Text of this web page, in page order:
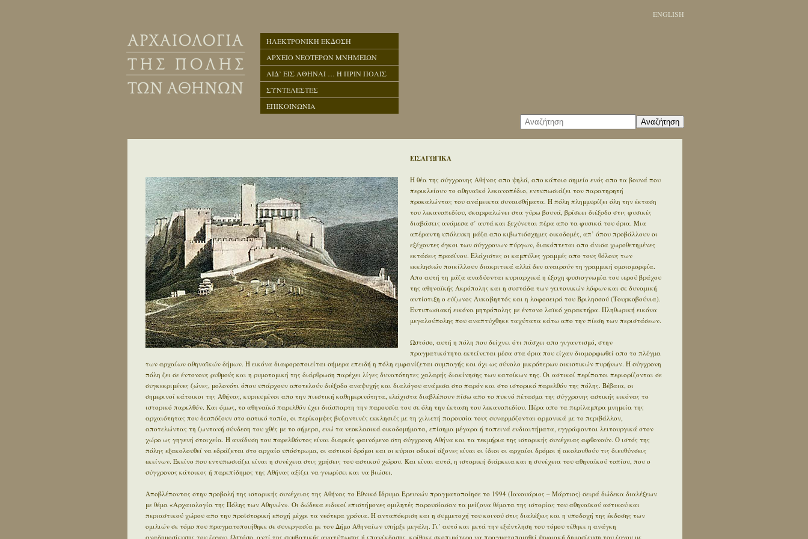
ENGLISH
ΗΛΕΚΤΡΟΝΙΚΗ ΕΚΔΟΣΗ
ΑΡΧΕΙΟ ΝΕΟΤΕΡΩΝ ΜΝΗΜΕΙΩΝ
ΑΙΔ’ ΕΙΣ ΑΘΗΝΑΙ … Η ΠΡΙΝ ΠΟΛΙΣ
ΣΥΝΤΕΛΕΣΤΕΣ
ΕΠΙΚΟΙΝΩΝΙΑ
Αναζήτηση
ΕΙΣΑΓΩΓΙΚΑ
Η θέα της σύγχρονης Αθήνας απο ψηλά, απο κάποιο σημείο ενός απο τα βουνά που
περικλείουν το αθηναϊκό λεκανοπέδιο, εντυπωσιάζει τον παρατηρητή
προκαλώντας του ανάμεικτα συναισθήματα. Η πόλη πλημμυρίζει όλη την έκταση
του λεκανοπεδίου, σκαρφαλώνει στα γύρω βουνά, βρίσκει διέξοδο στις φυσικές
διαβάσεις ανάμεσα σ’ αυτά και ξεχύνεται πέρα απο τα φυσικά του όρια. Μια
απέραντη υπόλευκη μάζα απο κιβωτιόσχημες οικοδομές, απ’ όπου προβάλλουν οι
εξέχοντες όγκοι των σύγχρονων πύργων, διακόπτεται απο άνισα χωροθετημένες
εκτάσεις πρασίνου. Ελάχιστες οι καμπύλες γραμμές απο τους θόλους των
εκκλησιών ποικίλλουν διακριτικά αλλά δεν αναιρούν τη γραμμική ομοιομορφία.
Απο αυτή τη μάζα αναδύονται κυριαρχικά η έξοχη φυσιογνωμία του ιερού βράχου
της αθηναϊκής Ακρόπολης και η συστάδα των γειτονικών λόφων και σε δυναμική
αντίστιξη ο εύζωνος Λυκαβηττός και η λοφοσειρά του Βριλησσού (Τουρκοβούνια).
Εντυπωσιακή εικόνα μητρόπολης με έντονο λαϊκό χαρακτήρα. Πληθωρική εικόνα
μεγαλούπολης που αναπτύχθηκε ταχύτατα κάτω απο την πίεση των περιστάσεων.
Ωστόσο, αυτή η πόλη που δείχνει ότι πάσχει απο γιγαντισμό, στην
πραγματικότητα εκτείνεται μέσα στα όρια που είχαν διαμορφωθεί απο το πλέγμα
των αρχαίων αθηναϊκών δήμων. Η εικόνα διαφοροποιείται σήμερα επειδή η πόλη εμφανίζεται συμπαγής και όχι ως σύνολο μικρότερων οικιστικών πυρήνων. Η σύγχρονη
πόλη ζει σε έντονους ρυθμούς και η ρυμοτομική της διάρθρωση παρέχει λίγες δυνατότητες χαλαρής διακίνησης των κατοίκων της. Οι αστικοί περίπατοι περιορίζονται σε
συγκεκριμένες ζώνες, μολονότι όπου υπάρχουν αποτελούν διέξοδο αναψυχής και διαλόγου ανάμεσα στο παρόν και στο ιστορικό παρελθόν της πόλης. Βέβαια, οι
σημερινοί κάτοικοι της Αθήνας, κυριευμένοι απο την πιεστική καθημερινότητα, ελάχιστα διαβλέπουν πίσω απο το πυκνό πέτασμα της σύγχρονης αστικής εικόνας το
ιστορικό παρελθόν. Και όμως, το αθηναϊκό παρελθόν έχει διάσπαρτη την παρουσία του σε όλη την έκταση του λεκανοπεδίου. Πέρα απο τα περίλαμπρα μνημεία της
αρχαιότητας που δεσπόζουν στο αστικό τοπίο, οι περίκομψες βυζαντινές εκκλησιές με τη χιλιετή παρουσία τους συναρμόζονται αρμονικά με το περιβάλλον,
αποτελώντας τη ζωντανή σύνδεση του χθές με το σήμερα, ενώ τα νεοκλασικά οικοδομήματα, επίσημα μέγαρα ή ταπεινά ενδιαιτήματα, εγγράφονται λειτουργικά στον
χώρο ως γηγενή στοιχεία. Η ανάδυση του παρελθόντος είναι διαρκές φαινόμενο στη σύγχρονη Αθήνα και τα τεκμήρια της ιστορικής συνέχειας αφθονούν. Ο ιστός της
πόλης εξακολουθεί να εδράζεται στο αρχαίο υπόστρωμα, οι αστικοί δρόμοι και οι κύριοι οδικοί άξονες είναι οι ίδιοι οι αρχαίοι δρόμοι ή ακολουθούν τις διευθύνσεις
εκείνων. Εκείνο που εντυπωσιάζει είναι η συνέχεια στις χρήσεις του αστικού χώρου. Και είναι αυτό, η ιστορική διάρκεια και η συνέχεια του αθηναϊκού τοπίου, που ο
σύγχρονος κάτοικος ή παρεπίδημος της Αθήνας αξίζει να γνωρίσει και να βιώσει.
Αποβλέποντας στην προβολή της ιστορικής συνέχειας της Αθήνας το Εθνικό Ίδρυμα Ερευνών πραγματοποίησε το 1994 (Ιανουάριος – Μάρτιος) σειρά δώδεκα διαλέξεων
με θέμα «Αρχαιολογία της Πόλης των Αθηνών». Οι δώδεκα ειδικοί επιστήμονες ομιλητές παρουσίασαν τα μείζονα θέματα της ιστορίας του αθηναϊκού αστικού και
περιαστικού χώρου απο την προϊστορική εποχή μέχρι τα νεότερα χρόνια. Η ανταπόκριση και η συμμετοχή του κοινού στις διαλέξεις και η υποδοχή της έκδοσης των
ομιλιών σε τόμο που πραγματοποιήθηκε σε συνεργασία με τον Δήμο Αθηναίων υπήρξε μεγάλη. Γι’ αυτό και μετά την εξάντληση του τόμου τέθηκε η ανάγκη
αναδημοσίευσης του έργου. Ωστόσο, αντί της συμβατικής ανατύπωσης ή επανέκδοσης, κρίθηκε σκοπιμότερο να πραγματοποιηθεί ψηφιακή δημοσίευση του έργου με